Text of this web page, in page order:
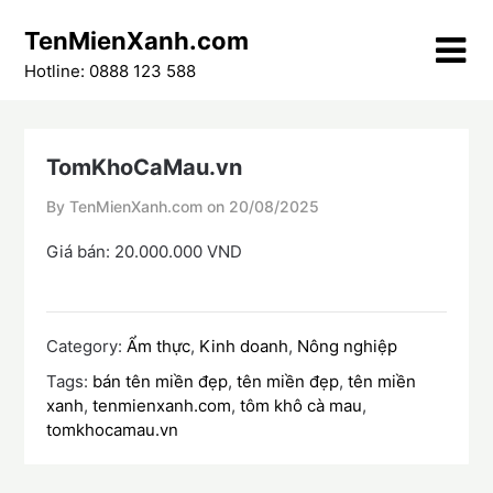
content
TenMienXanh.com
Hotline: 0888 123 588
TomKhoCaMau.vn
By TenMienXanh.com on 20/08/2025
Giá bán: 20.000.000 VND
Category: Ẩm thực, Kinh doanh, Nông nghiệp
Tags: bán tên miền đẹp,tên miền đẹp,tên miền
xanh,tenmienxanh.com,tôm khô cà mau,
tomkhocamau.vn